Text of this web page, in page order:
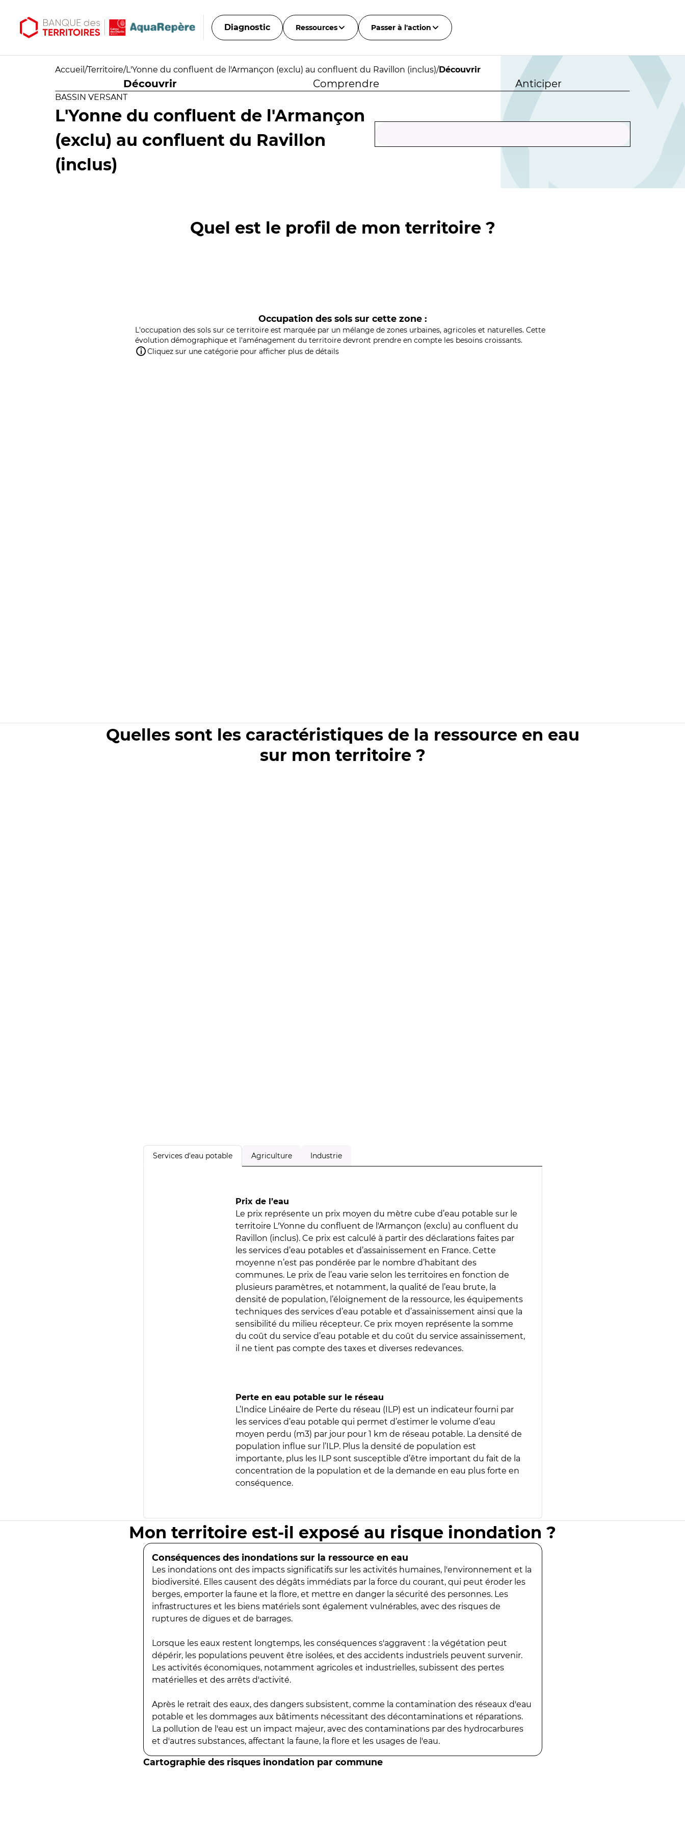
Diagnostic Ressources Passer à l'action
Accueil /Territoire/L'Yonne du confluent de l'Armançon (exclu) au confluent du Ravillon (inclus)/Découvrir
Découvrir Comprendre Anticiper
BASSIN VERSANT
L'Yonne du confluent de l'Armançon
(exclu) au confluent du Ravillon
(inclus)
Quel est le profil de mon territoire ?
Occupation des sols sur cette zone :
L'occupation des sols sur ce territoire est marquée par un mélange de zones urbaines, agricoles et naturelles. Cette
évolution démographique et l'aménagement du territoire devront prendre en compte les besoins croissants.
Cliquez sur une catégorie pour afficher plus de détails
Quelles sont les caractéristiques de la ressource en eau
sur mon territoire ?
Services d'eau potable Agriculture Industrie
Prix de l’eau
Le prix représente un prix moyen du mètre cube d’eau potable sur le
territoire L'Yonne du confluent de l'Armançon (exclu) au confluent du
Ravillon (inclus). Ce prix est calculé à partir des déclarations faites par
les services d’eau potables et d’assainissement en France. Cette
moyenne n’est pas pondérée par le nombre d’habitant des
communes. Le prix de l’eau varie selon les territoires en fonction de
plusieurs paramètres, et notamment, la qualité de l’eau brute, la
densité de population, l’éloignement de la ressource, les équipements
techniques des services d’eau potable et d’assainissement ainsi que la
sensibilité du milieu récepteur. Ce prix moyen représente la somme
du coût du service d’eau potable et du coût du service assainissement,
il ne tient pas compte des taxes et diverses redevances.
Perte en eau potable sur le réseau
L’Indice Linéaire de Perte du réseau (ILP) est un indicateur fourni par
les services d’eau potable qui permet d’estimer le volume d’eau
moyen perdu (m3) par jour pour 1 km de réseau potable. La densité de
population influe sur l’ILP. Plus la densité de population est
importante, plus les ILP sont susceptible d’être important du fait de la
concentration de la population et de la demande en eau plus forte en
conséquence.
Mon territoire est-il exposé au risque inondation ?
Conséquences des inondations sur la ressource en eau
Les inondations ont des impacts significatifs sur les activités humaines, l'environnement et la
biodiversité. Elles causent des dégâts immédiats par la force du courant, qui peut éroder les
berges, emporter la faune et la flore, et mettre en danger la sécurité des personnes. Les
infrastructures et les biens matériels sont également vulnérables, avec des risques de
ruptures de digues et de barrages.
Lorsque les eaux restent longtemps, les conséquences s'aggravent : la végétation peut
dépérir, les populations peuvent être isolées, et des accidents industriels peuvent survenir.
Les activités économiques, notamment agricoles et industrielles, subissent des pertes
matérielles et des arrêts d'activité.
Après le retrait des eaux, des dangers subsistent, comme la contamination des réseaux d'eau
potable et les dommages aux bâtiments nécessitant des décontaminations et réparations.
La pollution de l'eau est un impact majeur, avec des contaminations par des hydrocarbures
et d'autres substances, affectant la faune, la flore et les usages de l'eau.
Cartographie des risques inondation par commune